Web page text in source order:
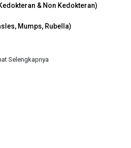
& Non Kedokteran)
Mumps, Rubella)
Selengkapnya